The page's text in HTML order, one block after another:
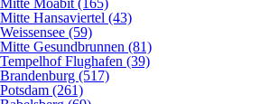
Mitte Moabit (165)
Mitte Hansaviertel (43)
Weissensee (59)
Mitte Gesundbrunnen (81)
Tempelhof Flughafen (39)
Brandenburg (517)
Potsdam (261)